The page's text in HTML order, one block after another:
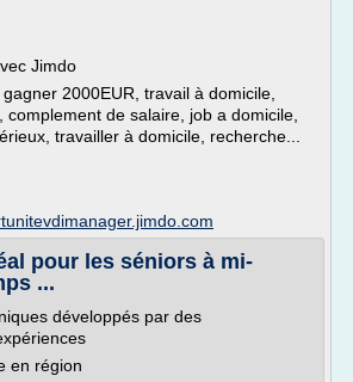
Jimdo
2000EUR, travail à domicile,
complement de salaire, job a domicile,
travailler à domicile, recherche...
pour les séniors à mi-
...
développés par des
en région